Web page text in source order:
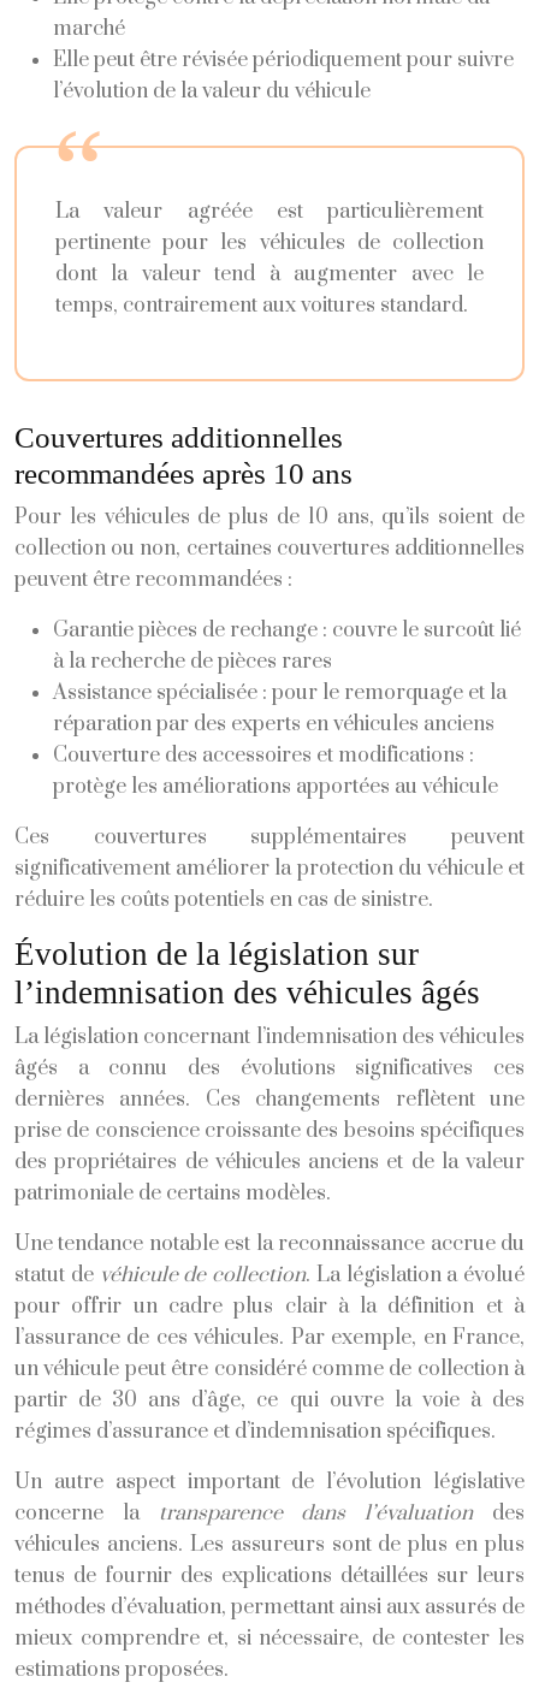
marché
Elle peut être révisée périodiquement pour suivre
l’évolution de la valeur du véhicule
La valeur agréée est particulièrement
pertinente pour les véhicules de collection
dont la valeur tend à augmenter avec le
temps, contrairement aux voitures standard.
Couvertures additionnelles
recommandées après 10 ans
Pour les véhicules de plus de 10 ans, qu’ils soient de
collection ou non, certaines couvertures additionnelles
peuvent être recommandées :
Garantie pièces de rechange : couvre le surcoût lié
à la recherche de pièces rares
Assistance spécialisée : pour le remorquage et la
réparation par des experts en véhicules anciens
Couverture des accessoires et modifications :
protège les améliorations apportées au véhicule
Ces couvertures supplémentaires peuvent
significativement améliorer la protection du véhicule et
réduire les coûts potentiels en cas de sinistre.
Évolution de la législation sur
l’indemnisation des véhicules âgés
La législation concernant l’indemnisation des véhicules
âgés a connu des évolutions significatives ces
dernières années. Ces changements reflètent une
prise de conscience croissante des besoins spécifiques
des propriétaires de véhicules anciens et de la valeur
patrimoniale de certains modèles.
Une tendance notable est la reconnaissance accrue du
statut de véhicule de collection. La législation a évolué
pour offrir un cadre plus clair à la définition et à
l’assurance de ces véhicules. Par exemple, en France,
un véhicule peut être considéré comme de collection à
partir de 30 ans d’âge, ce qui ouvre la voie à des
régimes d’assurance et d’indemnisation spécifiques.
Un autre aspect important de l’évolution législative
concerne la
transparence dans l’évaluationdes
véhicules anciens. Les assureurs sont de plus en plus
tenus de fournir des explications détaillées sur leurs
méthodes d’évaluation, permettant ainsi aux assurés de
mieux comprendre et, si nécessaire, de contester les
estimations proposées.